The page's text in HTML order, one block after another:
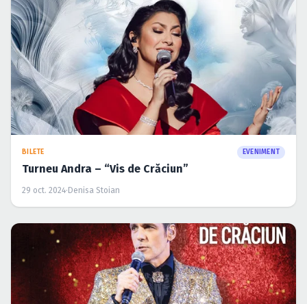
BILETE EVENIMENT
Turneu Andra – “Vis de Crăciun”
29 oct. 2024·Denisa Stoian